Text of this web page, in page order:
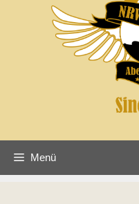
Menü